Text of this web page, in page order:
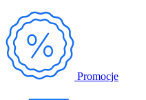
Promocje